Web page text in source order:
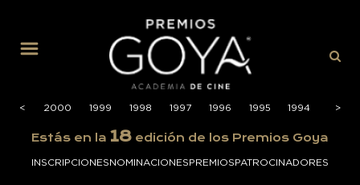
<
<
2001 2000 1999 1998 1997 1996 1995 1994 1993
>
>
Estás en la 18 edición de los Premios Goya
INSCRIPCIONESNOMINACIONESPREMIOSPATROCINADORES